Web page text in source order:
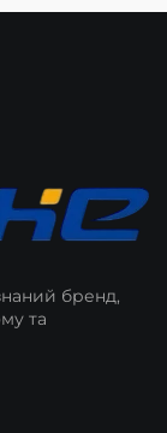
бренд,
та